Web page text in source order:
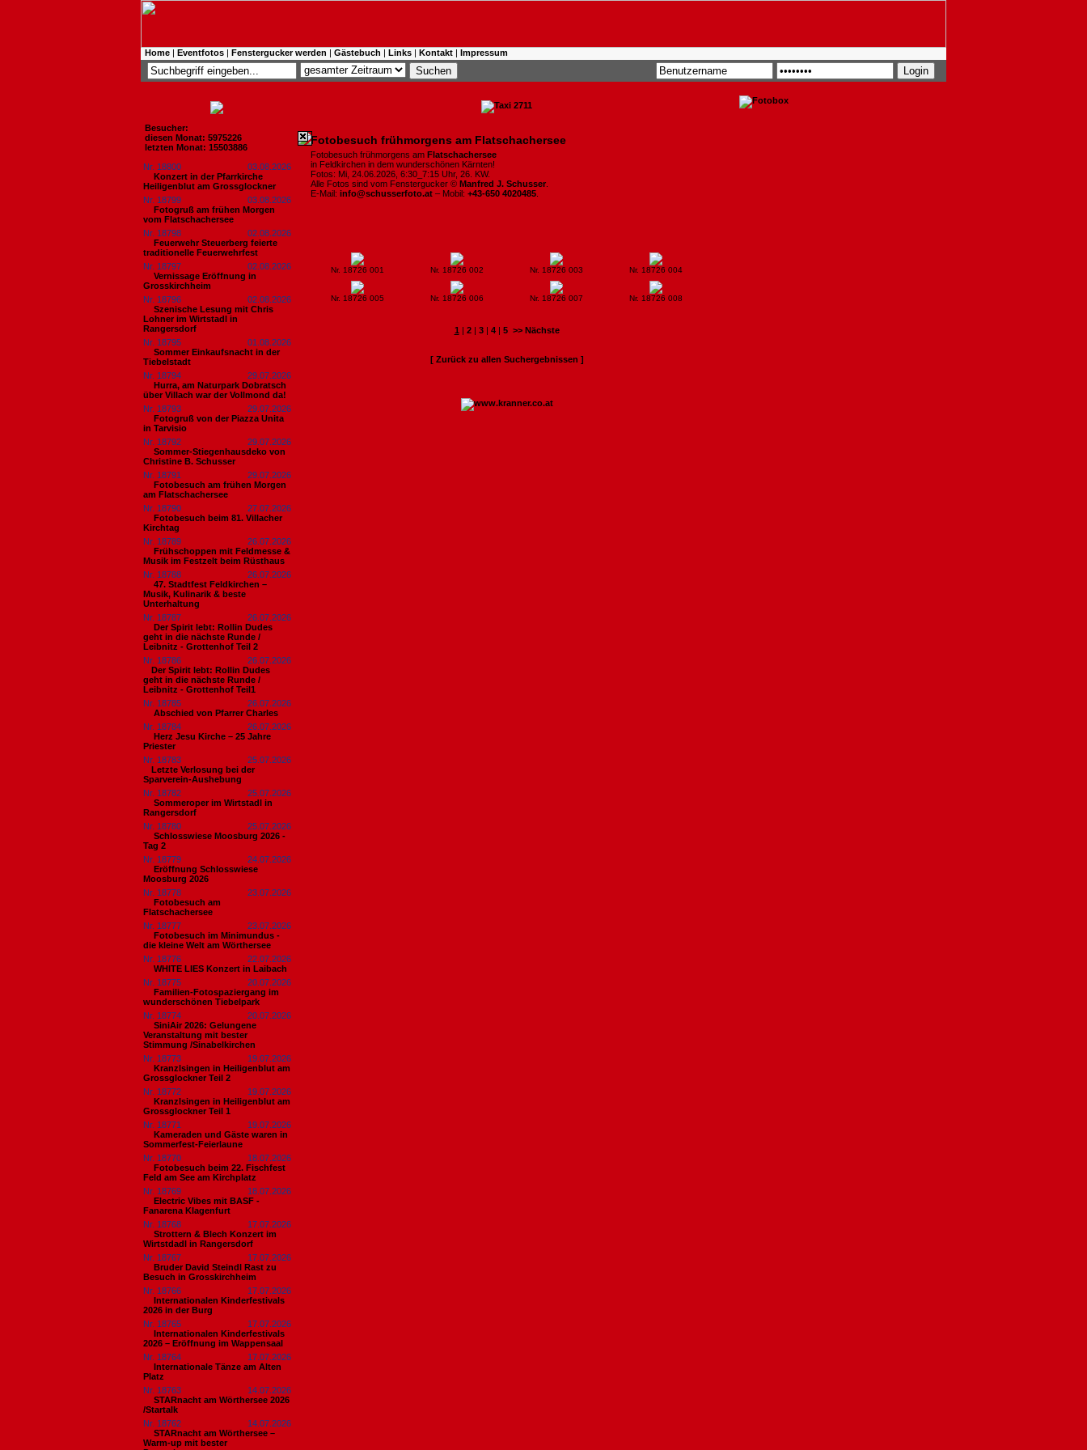
Home | Eventfotos | Fenstergucker werden | Gästebuch | Links | Kontakt | Impressum
Besucher:
diesen Monat: 5975226
letzten Monat: 15503886
Nr. 18800
03.08.2026
Konzert in der Pfarrkirche
Heiligenblut am Grossglockner
Nr. 18799
03.08.2026
Fotogruß am frühen Morgen
vom Flatschachersee
Nr. 18798
02.08.2026
Feuerwehr Steuerberg feierte
traditionelle Feuerwehrfest
Nr. 18797
02.08.2026
Vernissage Eröffnung in
Grosskirchheim
Nr. 18796
02.08.2026
Szenische Lesung mit Chris
Lohner im Wirtstadl in
Rangersdorf
Nr. 18795
01.08.2026
Sommer Einkaufsnacht in der
Tiebelstadt
Nr. 18794
29.07.2026
Hurra, am Naturpark Dobratsch
über Villach war der Vollmond da!
Nr. 18793
29.07.2026
Fotogruß von der Piazza Unita
in Tarvisio
Nr. 18792
29.07.2026
Sommer-Stiegenhausdeko von
Christine B. Schusser
Nr. 18791
29.07.2026
Fotobesuch am frühen Morgen
am Flatschachersee
Nr. 18790
27.07.2026
Fotobesuch beim 81. Villacher
Kirchtag
Nr. 18789
26.07.2026
Frühschoppen mit Feldmesse &
Musik im Festzelt beim Rüsthaus
Nr. 18788
26.07.2026
47. Stadtfest Feldkirchen –
Musik, Kulinarik & beste
Unterhaltung
Nr. 18787
26.07.2026
Der Spirit lebt: Rollin Dudes
geht in die nächste Runde /
Leibnitz - Grottenhof Teil 2
Nr. 18786
26.07.2026
​Der Spirit lebt: Rollin Dudes
geht in die nächste Runde /
Leibnitz - Grottenhof Teil1
Nr. 18785
26.07.2026
Abschied von Pfarrer Charles
Nr. 18784
26.07.2026
Herz Jesu Kirche – 25 Jahre
Priester
Nr. 18783
25.07.2026
​Letzte Verlosung bei der
Sparverein-Aushebung
Nr. 18782
25.07.2026
Sommeroper im Wirtstadl in
Rangersdorf
Nr. 18780
25.07.2026
Schlosswiese Moosburg 2026 -
Tag 2
Nr. 18779
24.07.2026
Eröffnung Schlosswiese
Moosburg 2026
Nr. 18778
23.07.2026
Fotobesuch am
Flatschachersee
Nr. 18777
23.07.2026
Fotobesuch im Minimundus -
die kleine Welt am Wörthersee
Nr. 18776
22.07.2026
WHITE LIES Konzert in Laibach
Nr. 18775
20.07.2026
Familien-Fotospaziergang im
wunderschönen Tiebelpark
Nr. 18774
20.07.2026
SiniAir 2026: Gelungene
Veranstaltung mit bester
Stimmung /Sinabelkirchen
Nr. 18773
19.07.2026
Kranzlsingen in Heiligenblut am
Grossglockner Teil 2
Nr. 18772
19.07.2026
Kranzlsingen in Heiligenblut am
Grossglockner Teil 1
Nr. 18771
19.07.2026
Kameraden und Gäste waren in
Sommerfest-Feierlaune
Nr. 18770
18.07.2026
Fotobesuch beim 22. Fischfest
Feld am See am Kirchplatz
Nr. 18769
18.07.2026
Electric Vibes mit BASF -
Fanarena Klagenfurt
Nr. 18768
17.07.2026
Strottern & Blech Konzert im
Wirtstdadl in Rangersdorf
Nr. 18767
17.07.2026
Bruder David Steindl Rast zu
Besuch in Grosskirchheim
Nr. 18766
17.07.2026
Internationalen Kinderfestivals
2026 in der Burg
Nr. 18765
17.07.2026
Internationalen Kinderfestivals
2026 – Eröffnung im Wappensaal
Nr. 18764
17.07.2026
Internationale Tänze am Alten
Platz
Nr. 18763
14.07.2026
STARnacht am Wörthersee 2026
/Startalk
Nr. 18762
14.07.2026
STARnacht am Wörthersee –
Warm-up mit bester
Fotobesuch frühmorgens am Flatschachersee
Fotobesuch frühmorgens am Flatschachersee
in Feldkirchen in dem wunderschönen Kärnten!
Fotos: Mi, 24.06.2026, 6:30_7:15 Uhr, 26. KW.
Alle Fotos sind vom Fenstergucker © Manfred J. Schusser
E-Mail: info@schusserfoto.at – Mobil: +43-650 4020485
Nr. 18726 001 Nr. 18726 002 Nr. 18726 003 Nr. 18726 004
Nr. 18726 005 Nr. 18726 006 Nr. 18726 007 Nr. 18726 008
1 | 2| 3| 4| 5 >> Nächste
[ Zurück zu allen Suchergebnissen ]